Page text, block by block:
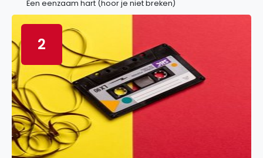
Een eenzaam hart (hoor je niet breken)
2